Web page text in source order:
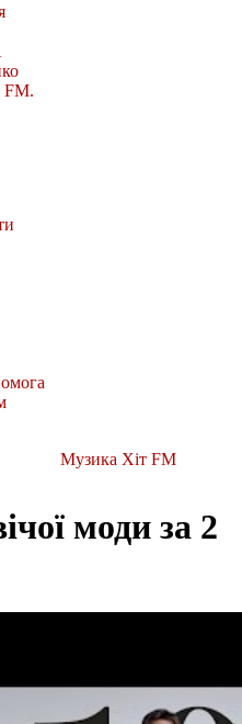
FM.
Музика Хіт FM
моди за 2